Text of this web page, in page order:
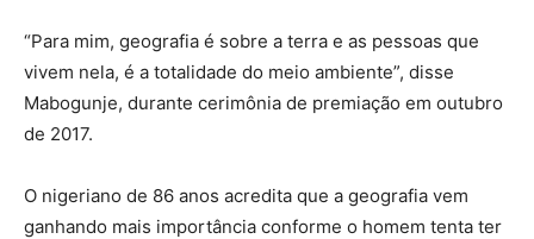
“Para mim, geografia é sobre a terra e as pessoas que
vivem nela, é a totalidade do meio ambiente”, disse
Mabogunje, durante cerimônia de premiação em outubro
de 2017.
O nigeriano de 86 anos acredita que a geografia vem
ganhando mais importância conforme o homem tenta ter